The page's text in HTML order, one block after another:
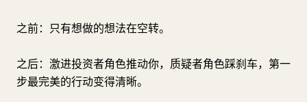
之前：只有想做的想法在空转。
之后：激进投资者角色推动你，质疑者角色踩刹车，第一
步最完美的行动变得清晰。